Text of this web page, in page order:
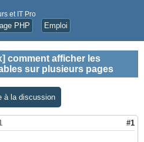
et IT Pro
PHP Emploi
comment afficher les
sur plusieurs pages
à la discussion
#1